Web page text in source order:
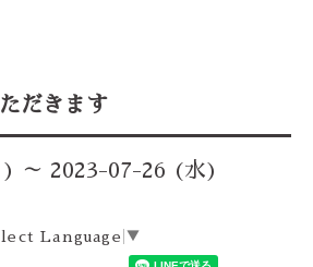
だきます
～ 2023-07-26 (水)
Language ▼